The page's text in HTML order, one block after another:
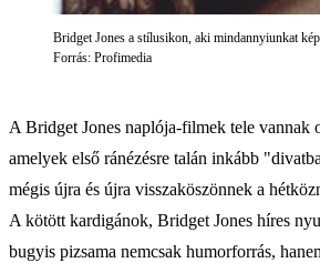
Bridget Jones a stílusikon, aki mindannyiunkat
Forrás: Profimedia
A Bridget Jones naplója-filmek tele vannak
amelyek első ránézésre talán inkább
mégis újra és újra visszaköszönnek a
A kötött kardigánok, Bridget Jones híres
bugyis pizsama nemcsak humorforrás,